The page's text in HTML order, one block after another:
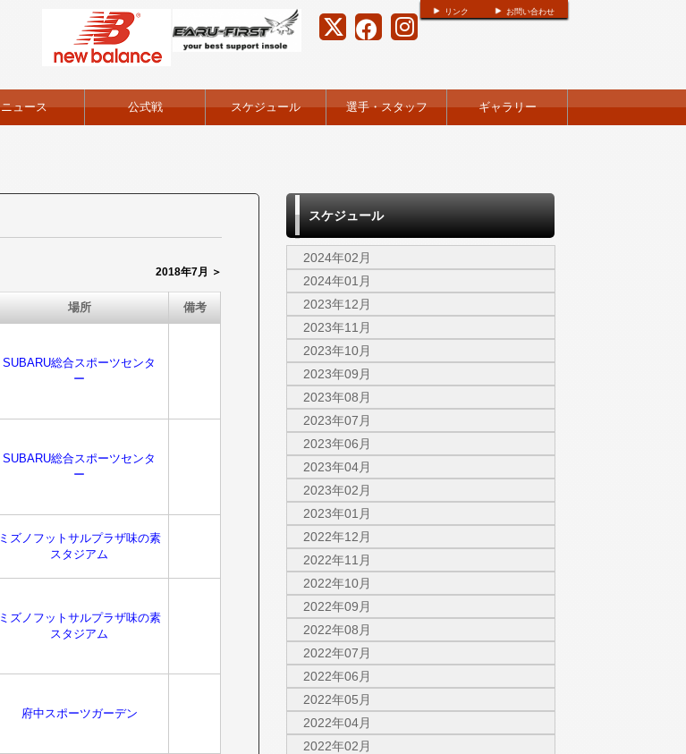
リンク お問い合わせ
ニュース 公式戦 スケジュール 選手・スタッフ ギャラリー
2018年7月 ＞
場所 備考
SUBARU総合スポーツセンタ
ー
SUBARU総合スポーツセンタ
ー
ミズノフットサルプラザ味の素
スタジアム
ミズノフットサルプラザ味の素
スタジアム
府中スポーツガーデン
スケジュール
2024年02月
2024年01月
2023年12月
2023年11月
2023年10月
2023年09月
2023年08月
2023年07月
2023年06月
2023年04月
2023年02月
2023年01月
2022年12月
2022年11月
2022年10月
2022年09月
2022年08月
2022年07月
2022年06月
2022年05月
2022年04月
2022年02月